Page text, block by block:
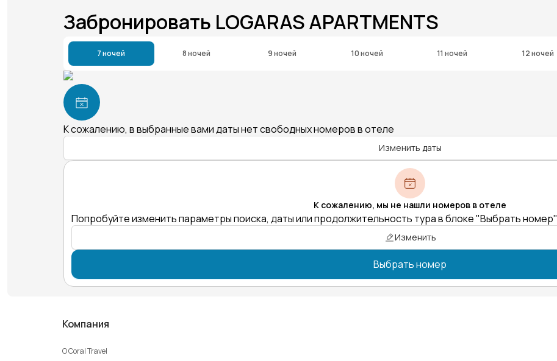
Забронировать LOGARAS APARTMENTS
7 ночей 8 ночей 9 ночей 10 ночей 11 ночей 12 ночей
К сожалению, в выбранные вами даты нет свободных номеров в отеле
Изменить даты
К сожалению, мы не нашли номеров в отеле
Попробуйте изменить параметры поиска, даты или продолжительность тура в блоке "Выбрать номер"
Изменить
Выбрать номер
Компания
О Coral Travel